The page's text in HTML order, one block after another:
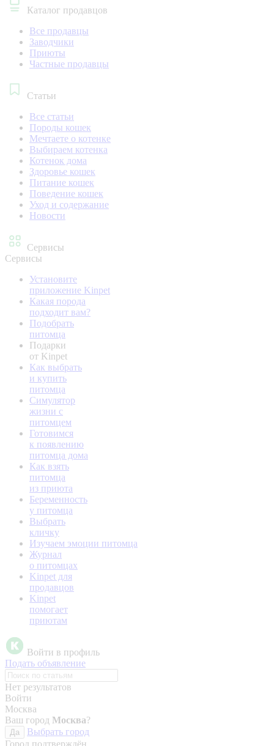
Каталог продавцов
Все продавцы
Заводчики
Приюты
Частные продавцы
Статьи
Все статьи
Породы кошек
Мечтаете о котенке
Выбираем котенка
Котенок дома
Здоровье кошек
Питание кошек
Поведение кошек
Уход и содержание
Новости
Сервисы
Сервисы
Установите
приложение Kinpet
Какая порода
подходит вам?
Подобрать
питомца
Подарки
от Kinpet
Как выбрать
и купить
питомца
Симулятор
жизни с
питомцем
Готовимся
к появлению
питомца дома
Как взять
питомца
из приюта
Беременность
у питомца
Выбрать
кличку
Изучаем эмоции питомца
Журнал
о питомцах
Kinpet для
продавцов
Kinpet
помогает
приютам
Войти в профиль
Подать объявление
Нет результатов
Войти
Москва
Ваш город Москва?
Да
Выбрать город
Город подтверждён